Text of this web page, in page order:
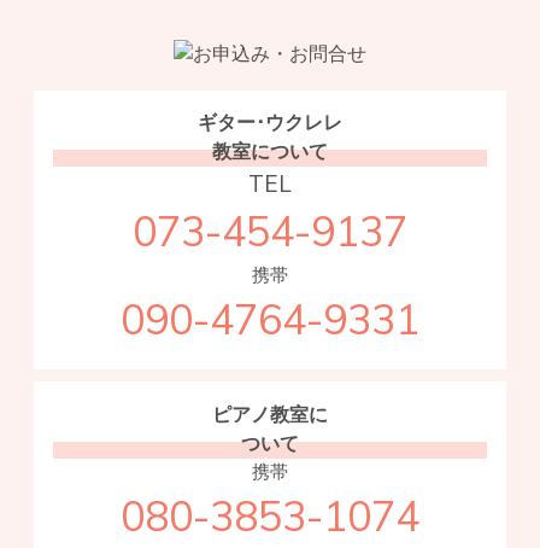
ギター･ウクレレ
教室について
TEL
073-454-9137
携帯
090-4764-9331
ピアノ教室に
ついて
携帯
080-3853-1074